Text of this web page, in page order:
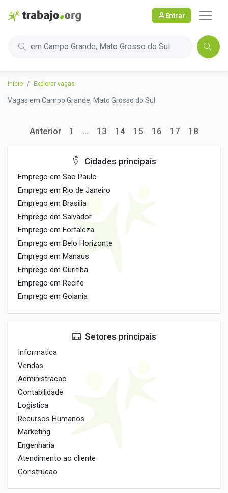
Entrar
em Campo Grande, Mato Grosso do Sul
Início Explorar vagas
Vagas em Campo Grande, Mato Grosso do Sul
Anterior 1 ... 13 14 15 16 17 18
Cidades principais
Emprego em Sao Paulo
Emprego em Rio de Janeiro
Emprego em Brasilia
Emprego em Salvador
Emprego em Fortaleza
Emprego em Belo Horizonte
Emprego em Manaus
Emprego em Curitiba
Emprego em Recife
Emprego em Goiania
Setores principais
Informatica
Vendas
Administracao
Contabilidade
Logistica
Recursos Humanos
Marketing
Engenharia
Atendimento ao cliente
Construcao